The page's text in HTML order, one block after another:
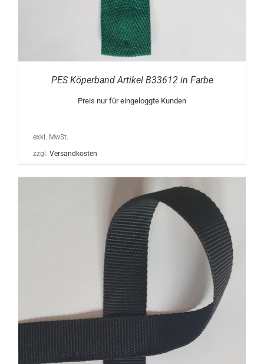
PES Köperband Artikel B33612 in Farbe
Preis nur für eingeloggte Kunden
exkl. MwSt.
zzgl. Versandkosten